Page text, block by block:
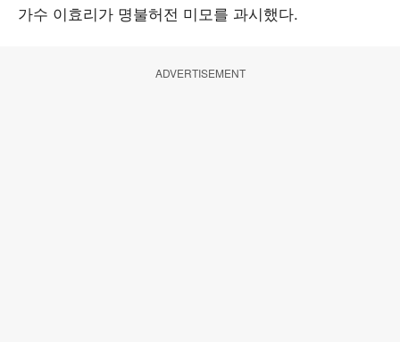
가수 이효리가 명불허전 미모를 과시했다.
ADVERTISEMENT